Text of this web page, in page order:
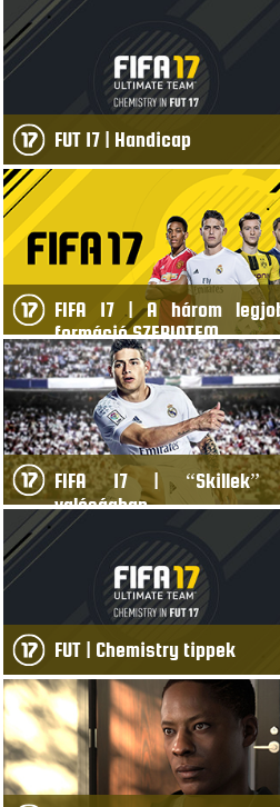
FUT 17 | Handicap
FIFA 17 | A három
formáció SZERINTEM
FIFA 17 | “Skillek”
valóságban
FUT | Chemistry tippek